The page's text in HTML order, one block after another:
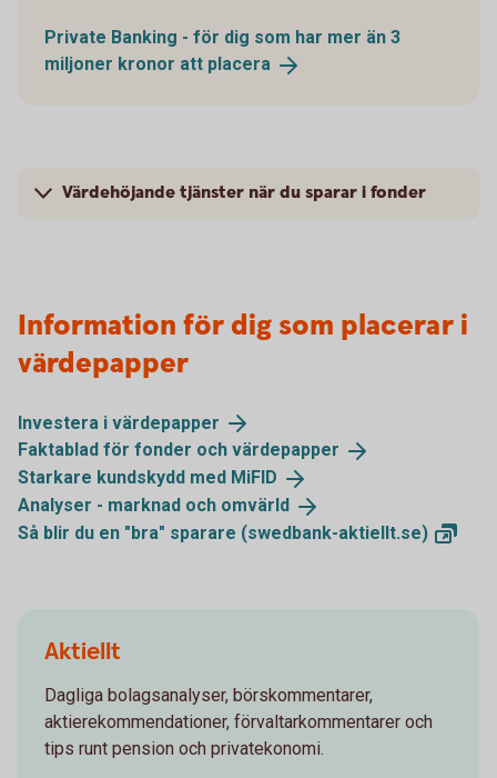
Private Banking - för dig som har mer än 3
miljoner kronor att placera
Värdehöjande tjänster när du sparar i fonder
Information för dig som placerar i
värdepapper
Investera i värdepapper
Faktablad för fonder och värdepapper
Starkare kundskydd med MiFID
Analyser - marknad och omvärld
Så blir du en "bra" sparare (swedbank-aktiellt.se)
Aktiellt
Dagliga bolagsanalyser, börskommentarer,
aktierekommendationer, förvaltarkommentarer och
tips runt pension och privatekonomi.